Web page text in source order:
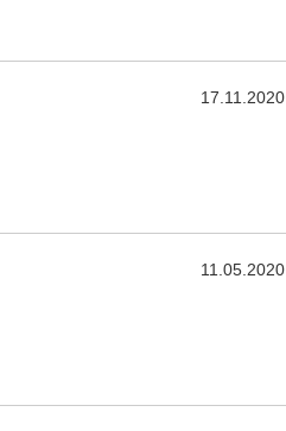
17.11.2020
11.05.2020